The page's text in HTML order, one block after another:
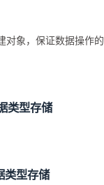
对象，保证数据操作
类型存储
类型存储